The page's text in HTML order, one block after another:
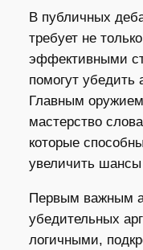
В публичных
требует не
эффективными
помогут убедить
Главным
мастерство
которые
увеличить шансы
Первым важным
убедительных
логичными,